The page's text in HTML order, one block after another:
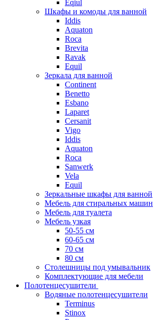
Eqiul
Шкафы и комоды для ванной
Iddis
Aquaton
Roca
Brevita
Ravak
Equil
Зеркала для ванной
Continent
Benetto
Esbano
Laparet
Cersanit
Vigo
Iddis
Aquaton
Roca
Sanwerk
Vela
Equil
Зеркальные шкафы для ванной
Мебель для стиральных машин
Мебель для туалета
Мебель узкая
50-55 см
60-65 см
70 см
80 см
Столешницы под умывальник
Комплектующие для мебели
Полотенцесушители
Водяные полотенцесушители
Terminus
Stinox